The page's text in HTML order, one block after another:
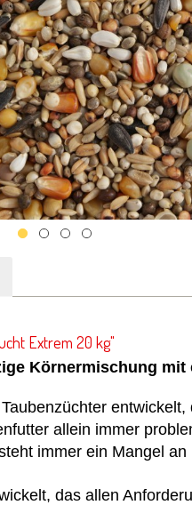
Extrem 20 kg"
Körnermischung
allein immer
immer ein Mangel an
das allen